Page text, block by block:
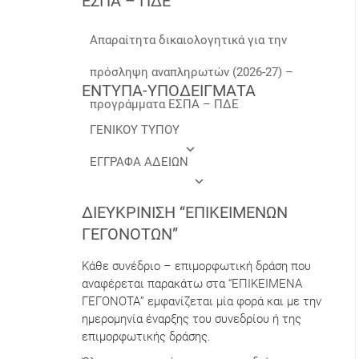
Απαραίτητα δικαιολογητικά για την
πρόσληψη αναπληρωτών (2026-27) –
προγράμματα ΕΣΠΑ – ΠΔΕ
ΕΝΤΥΠΑ-ΥΠΟΔΕΙΓΜΑΤΑ
ΓΕΝΙΚΟΥ ΤΥΠΟΥ
ΕΓΓΡΑΦΑ ΑΔΕΙΩΝ
ΔΙΕΥΚΡΊΝΙΣΗ “ΕΠΙΚΕΊΜΕΝΩΝ
ΓΕΓΟΝΌΤΩΝ”
Κάθε συνέδριο – επιμορφωτική δράση που
αναφέρεται παρακάτω στα “ΕΠΙΚΕΙΜΕΝΑ
ΓΕΓΟΝΟΤΑ” εμφανίζεται μία φορά και με την
ημερομηνία έναρξης του συνεδρίου ή της
επιμορφωτικής δράσης.